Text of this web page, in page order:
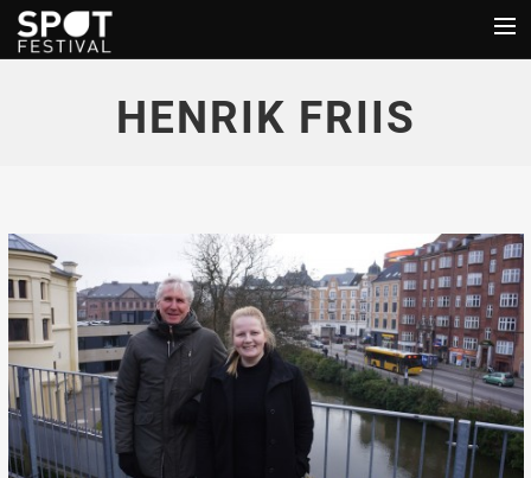
INFO
NYHEDER
DELEGATE & SPOT+
HENRIK FRIIS